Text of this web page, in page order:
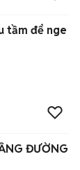
tầm để nge
ĐƯỜNG